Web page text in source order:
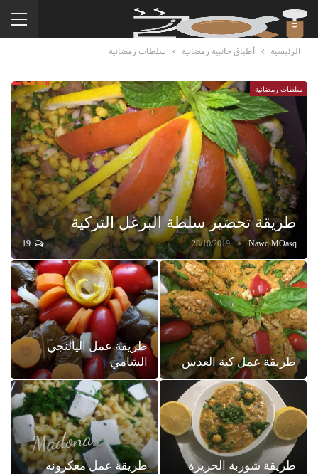
الرئيسية أطباق جانبية رمضانية سلطات رمضانية
سلطات رمضانية
طريقة تحضير سلطة البرغل التركية
Nawq MOasq
28/10/2019
طريقة عمل كبة العدس
طريقة عمل اليالنجي
الشامي
طريقة شوربة الحريرة
طريقة عمل معكرونه